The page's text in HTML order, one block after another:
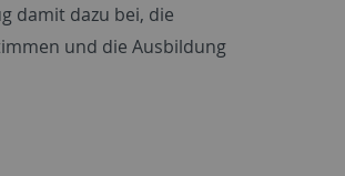
damit dazu bei, die
und die Ausbildung